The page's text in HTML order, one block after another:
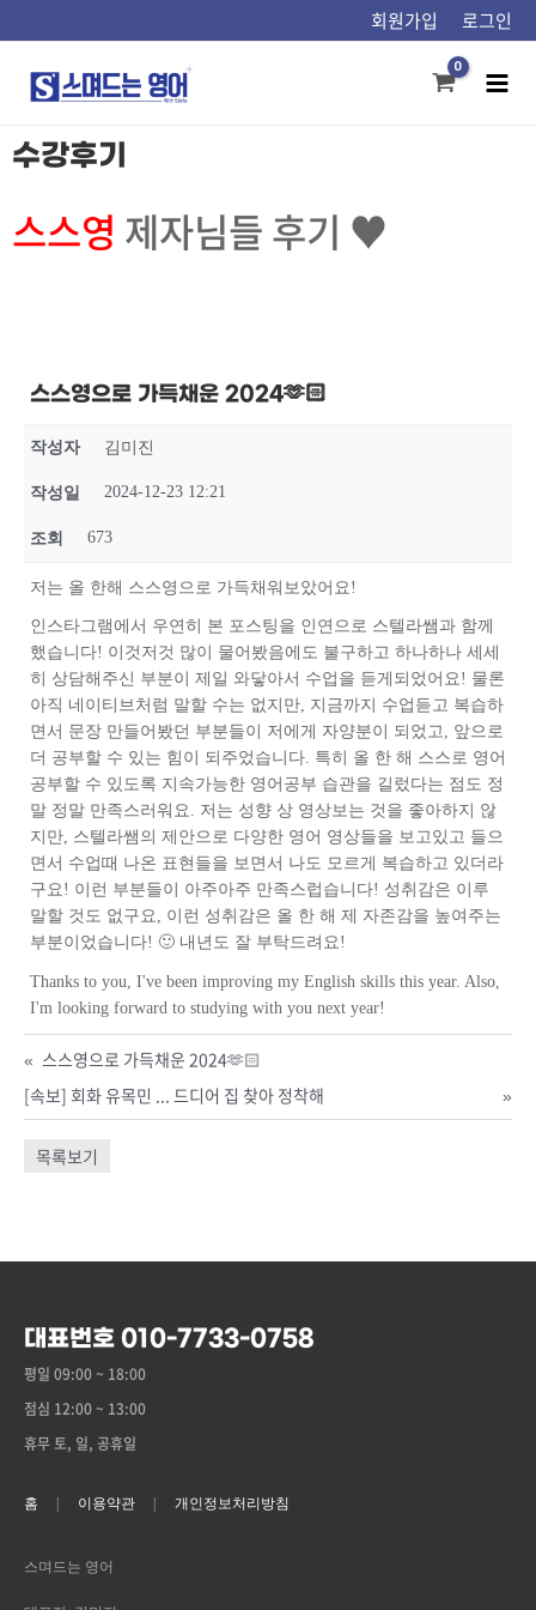
건너뛰기
회원가입 로그인
수강후기
스스영 제자님들 후기 ♥
스스영으로 가득채운 2024🫶🏻
작성자 김미진
작성일 2024-12-23 12:21
조회 673
저는 올 한해 스스영으로 가득채워보았어요!
인스타그램에서 우연히 본 포스팅을 인연으로 스텔라쌤과 함께
했습니다! 이것저것 많이 물어봤음에도 불구하고 하나하나 세세
히 상담해주신 부분이 제일 와닿아서 수업을 듣게되었어요! 물론
아직 네이티브처럼 말할 수는 없지만, 지금까지 수업듣고 복습하
면서 문장 만들어봤던 부분들이 저에게 자양분이 되었고, 앞으로
더 공부할 수 있는 힘이 되주었습니다. 특히 올 한 해 스스로 영어
공부할 수 있도록 지속가능한 영어공부 습관을 길렀다는 점도 정
말 정말 만족스러워요. 저는 성향 상 영상보는 것을 좋아하지 않
지만, 스텔라쌤의 제안으로 다양한 영어 영상들을 보고있고 들으
면서 수업때 나온 표현들을 보면서 나도 모르게 복습하고 있더라
구요! 이런 부분들이 아주아주 만족스럽습니다! 성취감은 이루
말할 것도 없구요, 이런 성취감은 올 한 해 제 자존감을 높여주는
부분이었습니다! 🙂 내년도 잘 부탁드려요!
Thanks to you, I've been improving my English skills this year. Also,
I'm looking forward to studying with you next year!
« 스스영으로 가득채운 2024🫶🏻
[속보] 회화 유목민 ... 드디어 집 찾아 정착해
»
목록보기
대표번호 010-7733-0758
평일 09:00 ~ 18:00
점심 12:00 ~ 13:00
휴무 토, 일, 공휴일
홈 이용약관 개인정보처리방침
스며드는 영어